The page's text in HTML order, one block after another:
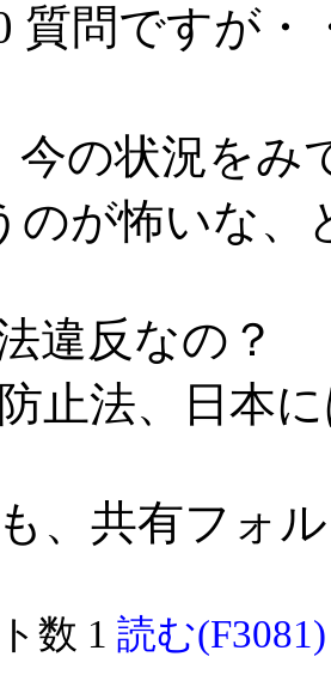
質問ですが
今の状況をみ
のが怖いな、
違反なの？
止法、日本
、共有フォ
数 1 読む(F3081)